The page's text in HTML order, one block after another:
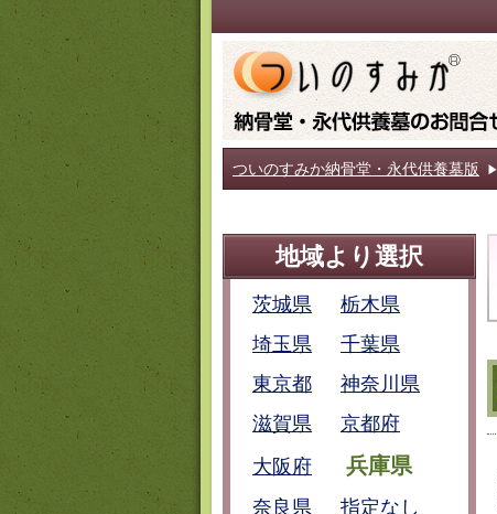
ついのすみか納骨堂・永代供養墓版
地域より選択
茨城県
栃木県
埼玉県
千葉県
東京都
神奈川県
滋賀県
京都府
大阪府
兵庫県
奈良県 指定なし